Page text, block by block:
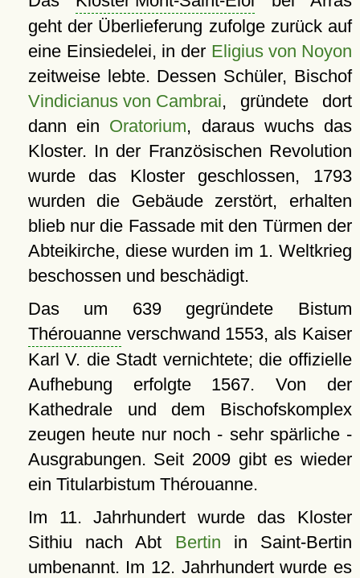
geht der Überlieferung zufolge zurück auf
eine Einsiedelei, in der Eligius von Noyon
zeitweise lebte. Dessen Schüler, Bischof
Vindicianus von Cambrai, gründete dort
dann ein Oratorium, daraus wuchs das
Kloster. In der Französischen Revolution
wurde das Kloster geschlossen, 1793
wurden die Gebäude zerstört, erhalten
blieb nur die Fassade mit den Türmen der
Abteikirche, diese wurden im 1. Weltkrieg
beschossen und beschädigt.
Das um 639 gegründete Bistum
Thérouanneverschwand 1553, als Kaiser
Karl V. die Stadt vernichtete; die offizielle
Aufhebung erfolgte 1567. Von der
Kathedrale und dem Bischofskomplex
zeugen heute nur noch - sehr spärliche -
Ausgrabungen. Seit 2009 gibt es wieder
ein Titularbistum Thérouanne.
Im 11. Jahrhundert wurde das Kloster
Sithiu nach Abt Bertin in Saint-Bertin
umbenannt. Im 12. Jahrhundert wurde es